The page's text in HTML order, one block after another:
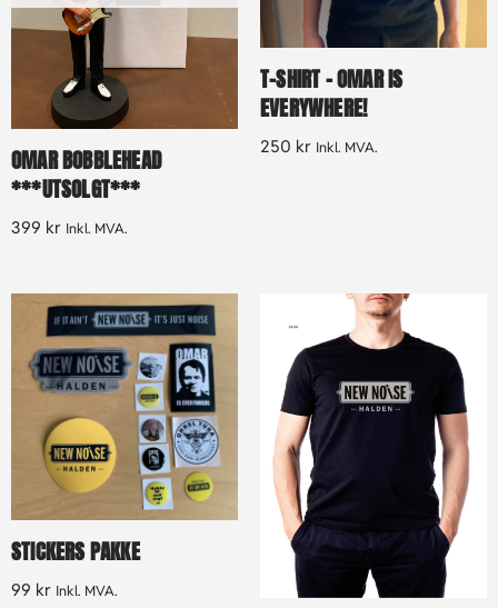
OMAR BOBBLEHEAD
***UTSOLGT***
399 kr Inkl. MVA.
T-SHIRT – OMAR IS
EVERYWHERE!
250 kr Inkl. MVA.
STICKERS PAKKE
99 kr Inkl. MVA.